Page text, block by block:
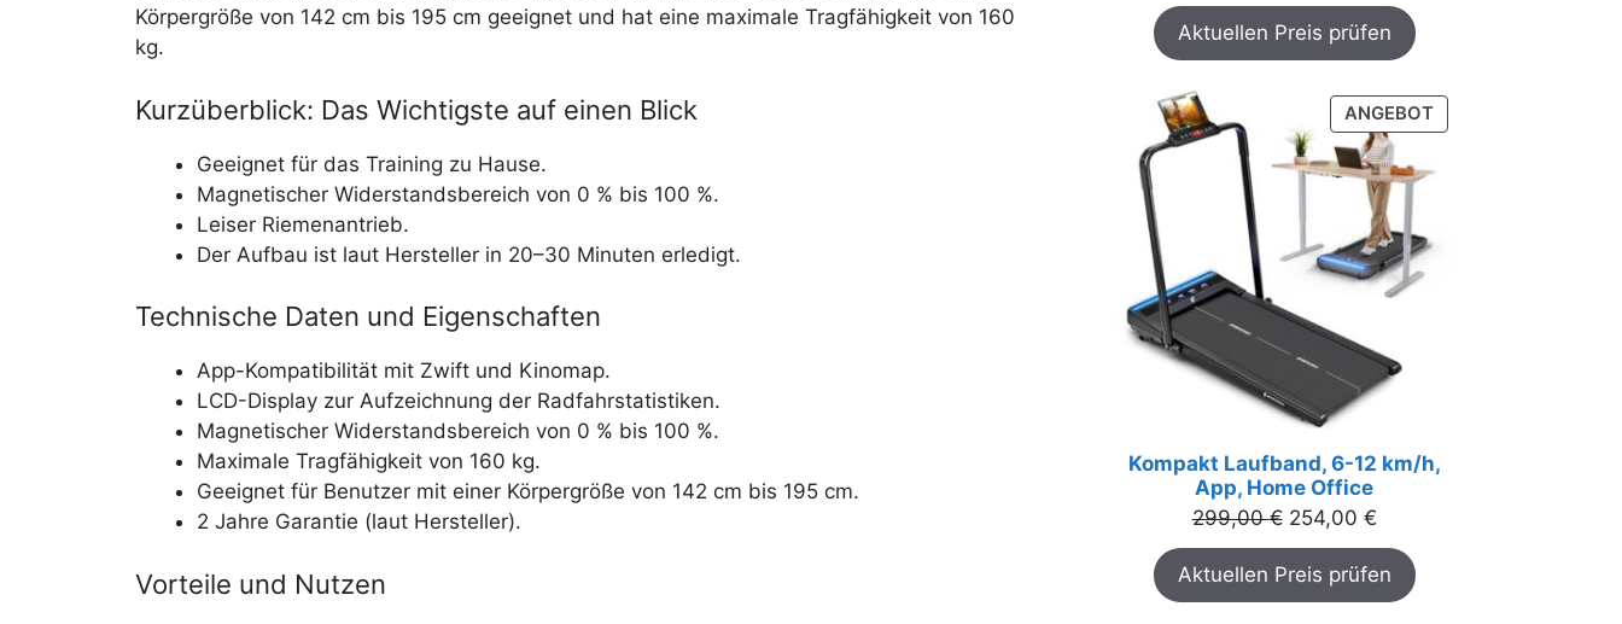
Körpergröße von 142 cm bis 195 cm geeignet und hat eine maximale Tragfähigkeit von 160
kg.
Kurzüberblick: Das Wichtigste auf einen Blick
Geeignet für das Training zu Hause.
Magnetischer Widerstandsbereich von 0 % bis 100 %.
Leiser Riemenantrieb.
Der Aufbau ist laut Hersteller in 20–30 Minuten erledigt.
Technische Daten und Eigenschaften
App-Kompatibilität mit Zwift und Kinomap.
LCD-Display zur Aufzeichnung der Radfahrstatistiken.
Magnetischer Widerstandsbereich von 0 % bis 100 %.
Maximale Tragfähigkeit von 160 kg.
Geeignet für Benutzer mit einer Körpergröße von 142 cm bis 195 cm.
2 Jahre Garantie (laut Hersteller).
Vorteile und Nutzen
Aktuellen Preis prüfen
ANGEBOTPRODUKT
IM
ANGEBOT
Kompakt Laufband, 6-12 km/h,
App, Home Office
299,00€ Ursprünglicher
Preis
war:
299,00 €
254,00 €Aktueller
Preis
ist:
254,00 €.
Aktuellen Preis prüfen